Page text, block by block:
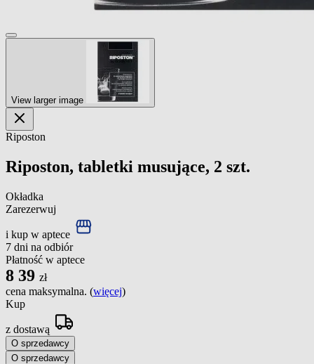
View larger image
Riposton
Riposton, tabletki musujące, 2 szt.
Okładka
Zarezerwuj
i kup w aptece
7 dni na odbiór
Płatność w aptece
8 39 zł
cena maksymalna. (więcej)
Kup
z dostawą
O sprzedawcy
O sprzedawcy